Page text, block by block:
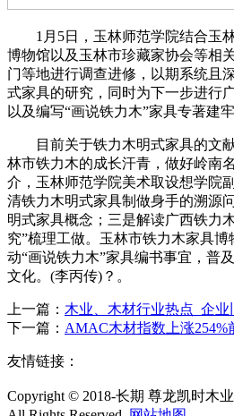
1月5日，玉林师范学院结合玉林
博物馆以及玉林市珍藏家协会等相
门等地进行调查进修，以期系统且
式家具的研究，同时为下一步进行
以及编写“画说铁力木”家具专著建牢
目前关于铁力木明式家具的文献
林市铁力木的成长汗青，做好岭南
介，玉林师范学院美术取设想学院
清铁力木明式家具制做身手的溯源
明式家具概念；三是解读广西铁力
究”梳理工做。玉林市铁力木家具
动“画说铁力木”家具编书事宜，普
文化。(李丙传)？。
上一篇： 木业、木材行业热点_企业
下一篇： AMAC木材指数上涨
友情链接：
Copyright © 2018-长期 尊龙凯时木